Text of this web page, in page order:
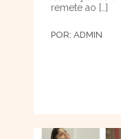
remete ao […]
POR: ADMIN